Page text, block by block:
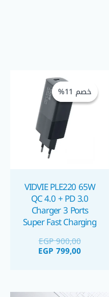
خصم 11%
خصم 11%
VIDVIE PLE220 65W
QC 4.0 + PD 3.0
Charger 3 Ports
Super Fast Charging
EGP900,00
EGP 799,00